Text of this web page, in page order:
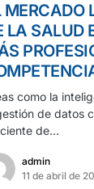
MERCADO
LA SALUD
como la
de datos
de…
admin
11 de abril de